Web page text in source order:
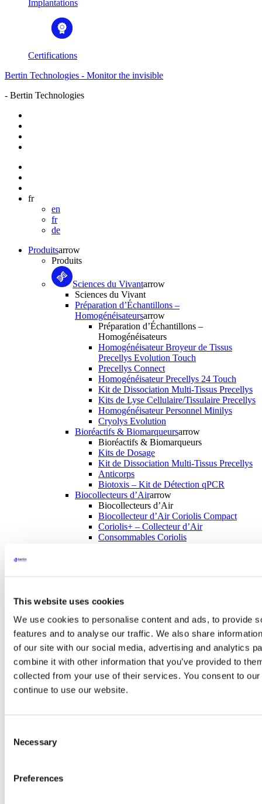
This website uses cookies
We use cookies to personalise content and ads, to provide
features and to analyse our traffic. We also share
of our site with our social media, advertising and analytics
combine it with other information that you’ve provided to
collected from your use of their services. You consent to
continue to use our website.
Selection
Necessary
Preferences
Implantations
Certifications
Bertin Technologies - Monitor the invisible
- Bertin Technologies
fr
en
fr
de
Produitsarrow
Produits
Sciences du Vivantarrow
Sciences du Vivant
Préparation d’Échantillons –
Homogénéisateursarrow
Préparation d’Échantillons –
Homogénéisateurs
Homogénéisateur Broyeur de Tissus
Precellys Evolution Touch
Precellys Connect
Homogénéisateur Precellys 24 Touch
Kit de Dissociation Multi-Tissus Precellys
Kits de Lyse Cellulaire/Tissulaire Precellys
Homogénéisateur Personnel Minilys
Cryolys Evolution
Bioréactifs & Biomarqueursarrow
Bioréactifs & Biomarqueurs
Kits de Dosage
Kit de Dissociation Multi-Tissus Precellys
Anticorps
Biotoxis – Kit de Détection qPCR
Biocollecteurs d’Airarrow
Biocollecteurs d’Air
Biocollecteur d’Air Coriolis Compact
Coriolis+ – Collecteur d’Air
Consommables Coriolis
Acetylcholinesterase (Ache) – Marqueur
Extraction de métabolites
Extraction de protéines
Extraction d’ARN
Extraction ADN
Choisir votre kit de lyse
Kit Emulsion
PCR et RT-PCR
Séquençage à haut débit (NGS)